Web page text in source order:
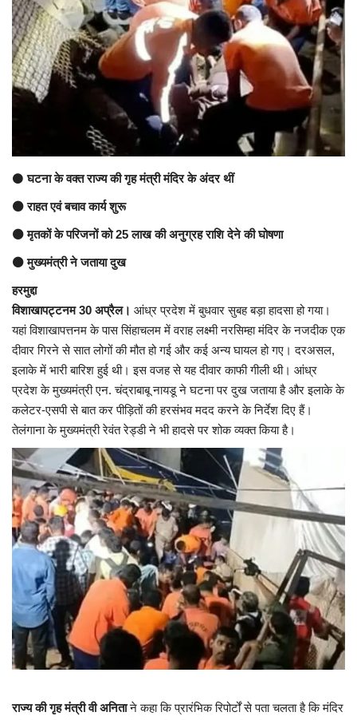
उत्तर प्रदेश
अंतर्राष्ट्रीय
कला संस्कृति
रेलवे
शख्सियत
मनोरंजन
धर्म-संस्कृति
विचार सरोकार
खेल सरोकार
यात्री सरोकार
कर्मचारी सरोकार
कारोबार सरोकार
साहित्य सरोकार
सेहत सरोकार
सामाजिक सरोकार
⚫घटना के वक्त राज्य की गृह मंत्री मंदिर के अंदर थीं
⚫ राहत एवं बचाव कार्य शुरू
⚫ मृतकों के परिजनों को 25 लाख की अनुग्रह राशि देने की घोषणा
⚫ मुख्यमंत्री ने जताया दुख
हरमुद्दा
विशाखापट्टनम 30 अप्रैल। आंध्र प्रदेश में बुधवार सुबह बड़ा हादसा हो गया।
यहां विशाखापत्तनम के पास सिंहाचलम में वराह लक्ष्मी नरसिम्हा मंदिर के नजदीक एक
दीवार गिरने से सात लोगों की मौत हो गई और कई अन्य घायल हो गए। दरअसल,
इलाके में भारी बारिश हुई थी। इस वजह से यह दीवार काफी गीली थी। आंध्र
प्रदेश के मुख्यमंत्री एन. चंद्राबाबू नायडू ने घटना पर दुख जताया है और इलाके के
कलेटर-एसपी से बात कर पीड़ितों की हरसंभव मदद करने के निर्देश दिए हैं।
तेलंगाना के मुख्यमंत्री रेवंत रेड्डी ने भी हादसे पर शोक व्यक्त किया है।
राज्य की गृह मंत्री वी अनिताने कहा कि प्रारंभिक रिपोर्टों से पता चलता है कि मंदिर